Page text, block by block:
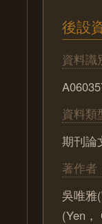
後設
資料識
資料類
期刊論
著作者
吳唯
(Yen